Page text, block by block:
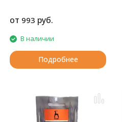
от 993 руб.
В наличии
Подробнее